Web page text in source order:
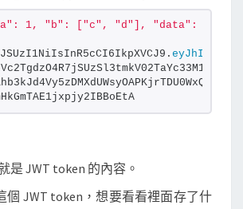
1, "b": ["c", "d"], "data":
是 JWT token 的內容。
個 JWT token，想要看看裡面存了什